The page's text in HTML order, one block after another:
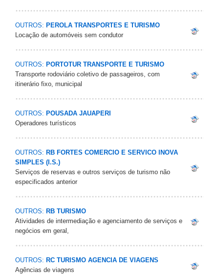
OUTROS: PEROLA TRANSPORTES E TURISMO
Locação de automóveis sem condutor
OUTROS: PORTOTUR TRANSPORTE E TURISMO
Transporte rodoviário coletivo de passageiros, com
itinerário fixo, municipal
OUTROS: POUSADA JAUAPERI
Operadores turísticos
OUTROS: RB FORTES COMERCIO E SERVICO INOVA
SIMPLES (I.S.)
Serviços de reservas e outros serviços de turismo não
especificados anterior
OUTROS: RB TURISMO
Atividades de intermediação e agenciamento de serviços e
negócios em geral,
OUTROS: RC TURISMO AGENCIA DE VIAGENS
Agências de viagens